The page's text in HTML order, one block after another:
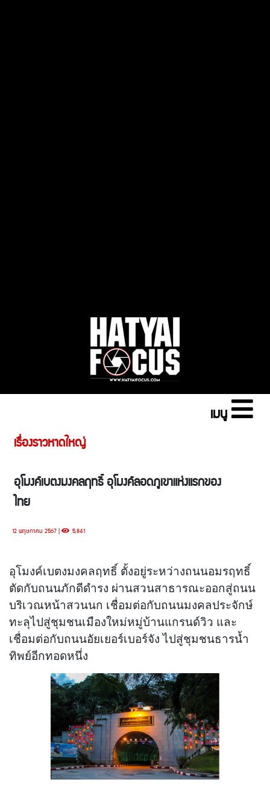
เมนู
เรื่องราวหาดใหญ่
อุโมงค์เบตงมงคลฤทธิ์ อุโมงค์ลอดภูเขาแห่งแรกของ
ไทย
12 พฤษภาคม 2567 | 5,841
อุโมงค์เบตงมงคลฤทธิ์ ตั้งอยู่ระหว่างถนนอมรฤทธิ์
ตัดกับถนนภักดีดำรง ผ่านสวนสาธารณะออกสู่ถนน
บริเวณหน้าสวนนก เชื่อมต่อกับถนนมงคลประจักษ์
ทะลุไปสู่ชุมชนเมืองใหม่หมู่บ้านแกรนด์วิว และ
เชื่อมต่อกับถนนอัยเยอร์เบอร์จัง ไปสู่ชุมชนธารน้ำ
ทิพย์อีกทอดหนึ่ง